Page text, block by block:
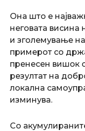
Она што е
неговата
и зголемување
примерот со
пренесен вишок
резултат на
локална
изминува.
Со